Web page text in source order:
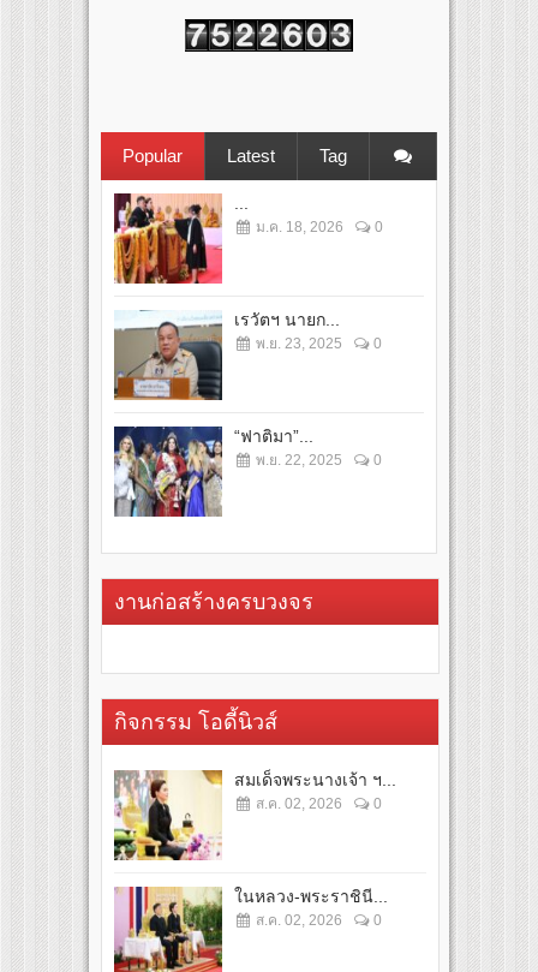
Popular Latest Tag
ม.ค. 18, 2026 0
เรวัตฯ นายก...
พ.ย. 23, 2025 0
“ฟาติมา”...
พ.ย. 22, 2025 0
งานก่อสร้างครบวงจร
กิจกรรม โอดี้นิวส์
สมเด็จพระนางเจ้า ฯ...
ส.ค. 02, 2026 0
ในหลวง-พระราชินี...
ส.ค. 02, 2026 0